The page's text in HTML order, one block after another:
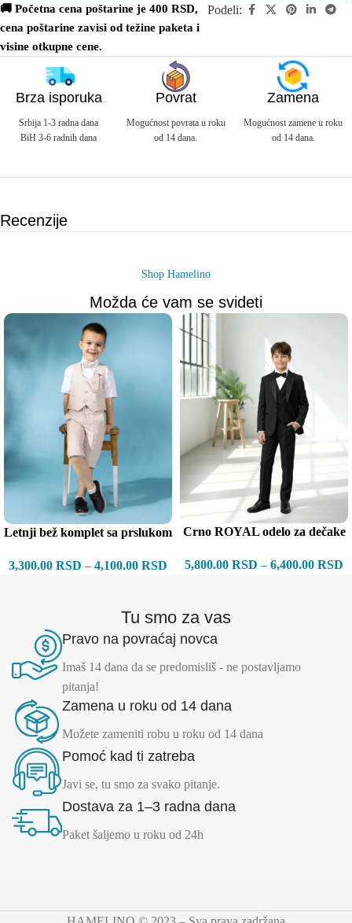
🚚 Početna cena poštarine je 400 RSD,
cena poštarine zavisi od težine paketa i
visine otkupne cene.
Podeli:
Brza isporuka
Srbija 1-3 radna dana
BiH 3-6 radnih dana
Povrat
Mogućnost povrata u roku
od 14 dana.
Zamena
Mogućnost zamene u roku
od 14 dana.
Recenzije
Shop Hamelino
Možda će vam se svideti
Letnji bež komplet sa prslukom
3,300.00 RSD – 4,100.00 RSD
Crno ROYAL odelo za dečake
5,800.00 RSD – 6,400.00 RSD
Tu smo za vas
Pravo na povraćaj novca
Imaš 14 dana da se predomisliš - ne postavljamo
pitanja!
Zamena u roku od 14 dana
Možete zameniti robu u roku od 14 dana
Pomoć kad ti zatreba
Javi se, tu smo za svako pitanje.
Dostava za 1–3 radna dana
Paket šaljemo u roku od 24h